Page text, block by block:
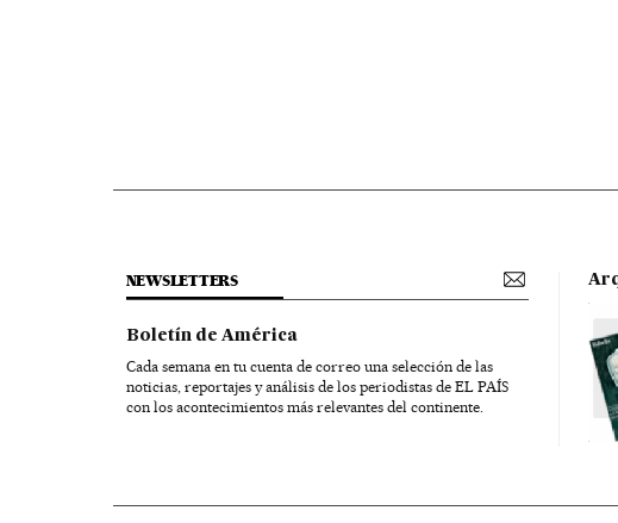
NEWSLETTERS
Boletín de América
Cada semana en tu cuenta de correo una selección de las
noticias, reportajes y análisis de los periodistas de EL PAÍS
con los acontecimientos más relevantes del continente.